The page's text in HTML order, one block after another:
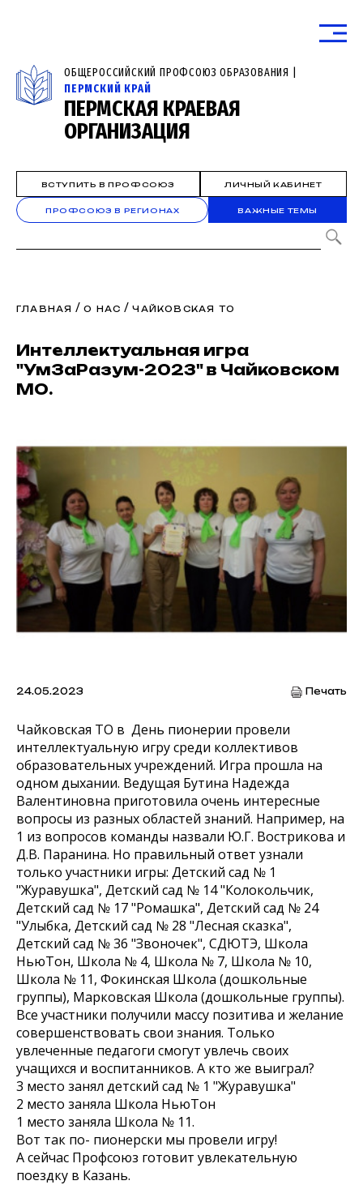
ОБЩЕРОССИЙСКИЙ ПРОФСОЮЗ ОБРАЗОВАНИЯ |
ПЕРМСКИЙ КРАЙ
ПЕРМСКАЯ КРАЕВАЯ
ОРГАНИЗАЦИЯ
ВСТУПИТЬ В ПРОФСОЮЗ ЛИЧНЫЙ КАБИНЕТ
ПРОФСОЮЗ В РЕГИОНАХ ВАЖНЫЕ ТЕМЫ
ГЛАВНАЯ /О НАС /ЧАЙКОВСКАЯ ТО
Интеллектуальная игра
"УмЗаРазум-2023" в Чайковском
МО.
24.05.2023 Печать
Чайковская ТО в День пионерии провели
интеллектуальную игру среди коллективов
образовательных учреждений. Игра прошла на
одном дыхании. Ведущая Бутина Надежда
Валентиновна приготовила очень интересные
вопросы из разных областей знаний. Например, на
1 из вопросов команды назвали Ю.Г. Вострикова и
Д.В. Паранина. Но правильный ответ узнали
только участники игры: Детский сад № 1
"Журавушка", Детский сад № 14 "Колокольчик,
Детский сад № 17 "Ромашка", Детский сад № 24
"Улыбка, Детский сад № 28 "Лесная сказка",
Детский сад № 36 "Звоночек", СДЮТЭ, Школа
НьюТон, Школа № 4, Школа № 7, Школа № 10,
Школа № 11, Фокинская Школа (дошкольные
группы), Марковская Школа (дошкольные группы).
Все участники получили массу позитива и желание
совершенствовать свои знания. Только
увлеченные педагоги смогут увлечь своих
учащихся и воспитанников. А кто же выиграл?
3 место занял детский сад № 1 "Журавушка"
2 место заняла Школа НьюТон
1 место заняла Школа № 11.
Вот так по- пионерски мы провели игру!
А сейчас Профсоюз готовит увлекательную
поездку в Казань.